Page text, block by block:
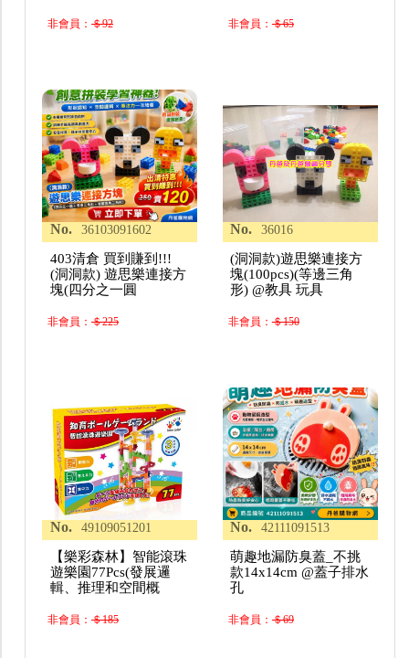
非會員：＄92 非會員：＄65
No. 36103091602
403清倉 買到賺到!!!
(洞洞款) 遊思樂連接方
塊(四分之一圓
非會員：＄225
No. 36016
(洞洞款)遊思樂連接方
塊(100pcs)(等邊三角
形) @教具 玩具
非會員：＄150
No. 49109051201
【樂彩森林】智能滾珠
遊樂園77Pcs(發展邏
輯、推理和空間概
非會員：＄185
No. 42111091513
萌趣地漏防臭蓋_不挑
款14x14cm @蓋子排水
孔
非會員：＄69